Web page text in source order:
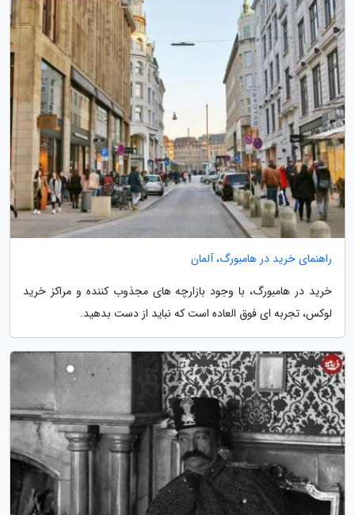
راهنمای خرید در هامبورگ، آلمان
خرید در هامبورگ، با وجود بازارچه های مجذوب کننده و مراکز خرید
لوکس، تجربه ای فوق العاده است که نباید از دست بدهید.